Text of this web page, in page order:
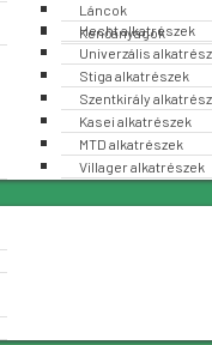
Láncok
Kenőanyagok
Hecht alkatrészek
Univerzális
Stiga alkatrészek
Szentkirály
Kasei alkatrészek
MTD alkatrészek
Villager alkatrészek